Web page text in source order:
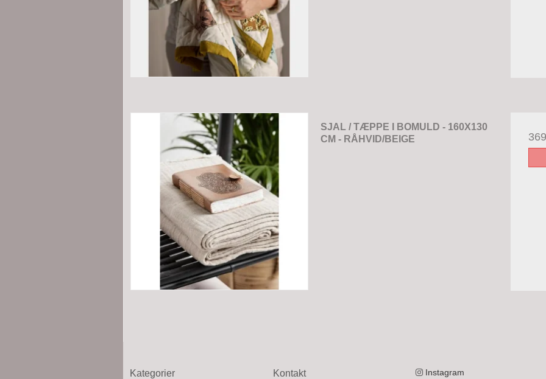
SJAL / TÆPPE I BOMULD - 160X130
CM - RÅHVID/BEIGE
Kategorier Kontakt Instagram